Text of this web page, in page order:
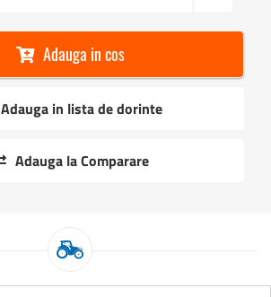
Adauga in cos
Adauga in lista de dorinte
Adauga la Comparare